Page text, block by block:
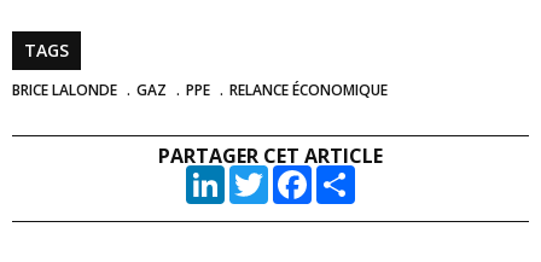
TAGS
BRICE LALONDE GAZ PPE RELANCE ÉCONOMIQUE
PARTAGER CET ARTICLE
LinkedInTwitterFacebook